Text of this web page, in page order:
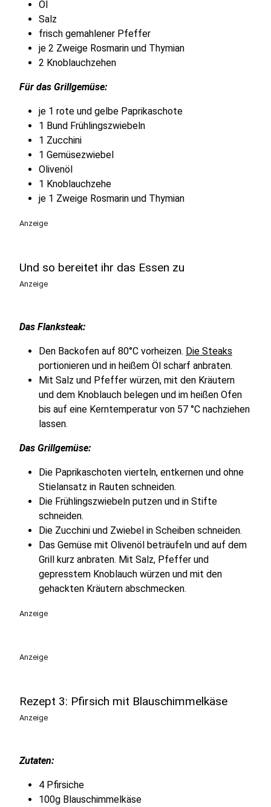
Öl
Salz
frisch gemahlener Pfeffer
je 2 Zweige Rosmarin und Thymian
2 Knoblauchzehen
Für das Grillgemüse:
je 1 rote und gelbe Paprikaschote
1 Bund Frühlingszwiebeln
1 Zucchini
1 Gemüsezwiebel
Olivenöl
1 Knoblauchzehe
je 1 Zweige Rosmarin und Thymian
Anzeige
Und so bereitet ihr das Essen zu
Anzeige
Das Flanksteak:
Den Backofen auf 80°C vorheizen. Die Steaks
portionieren und in heißem Öl scharf anbraten.
Mit Salz und Pfeffer würzen, mit den Kräutern
und dem Knoblauch belegen und im heißen Ofen
bis auf eine Kerntemperatur von 57 °C nachziehen
lassen.
Das Grillgemüse:
Die Paprikaschoten vierteln, entkernen und ohne
Stielansatz in Rauten schneiden.
Die Frühlingszwiebeln putzen und in Stifte
schneiden.
Die Zucchini und Zwiebel in Scheiben schneiden.
Das Gemüse mit Olivenöl beträufeln und auf dem
Grill kurz anbraten. Mit Salz, Pfeffer und
gepresstem Knoblauch würzen und mit den
gehackten Kräutern abschmecken.
Anzeige
Anzeige
Rezept 3: Pfirsich mit Blauschimmelkäse
Anzeige
Zutaten:
4 Pfirsiche
100g Blauschimmelkäse